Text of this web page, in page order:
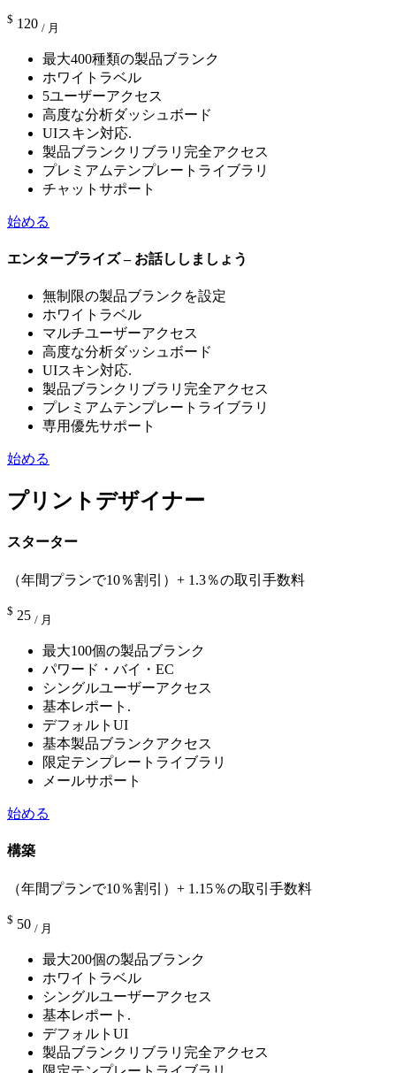
$ 120 / 月
最大400種類の製品ブランク
ホワイトラベル
5ユーザーアクセス
高度な分析ダッシュボード
UIスキン対応.
製品ブランクリブラリ完全アクセス
プレミアムテンプレートライブラリ
チャットサポート
始める
エンタープライズ – お話ししましょう
無制限の製品ブランクを設定
ホワイトラベル
マルチユーザーアクセス
高度な分析ダッシュボード
UIスキン対応.
製品ブランクリブラリ完全アクセス
プレミアムテンプレートライブラリ
専用優先サポート
始める
プリントデザイナー
スターター
（年間プランで10％割引）+ 1.3％の取引手数料
$ 25 / 月
最大100個の製品ブランク
パワード・バイ・EC
シングルユーザーアクセス
基本レポート.
デフォルトUI
基本製品ブランクアクセス
限定テンプレートライブラリ
メールサポート
始める
構築
（年間プランで10％割引）+ 1.15％の取引手数料
$ 50 / 月
最大200個の製品ブランク
ホワイトラベル
シングルユーザーアクセス
基本レポート.
デフォルトUI
製品ブランクリブラリ完全アクセス